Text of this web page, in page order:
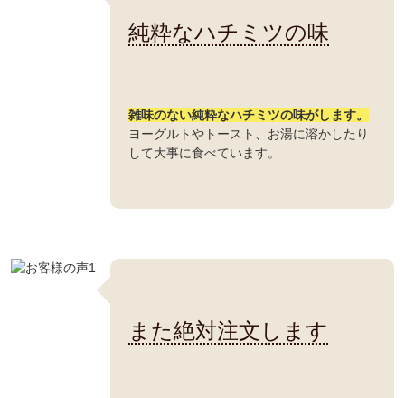
純粋なハチミツの味
雑味のない純粋なハチミツの味がします。
ヨーグルトやトースト、お湯に溶かしたり
して大事に食べています。
また絶対注文します